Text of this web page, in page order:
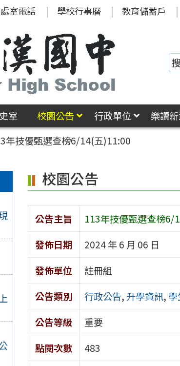
處室電話 學校行事曆 教育儲蓄戶
室 校園公告 行政單位 樂讀
年技優甄選查榜6/14(五)11:00
校園公告
公告主旨
113年技優甄選查榜6/
發佈日期
2024 年 6 月 06 日
發佈單位
註冊組
公告類別
行政公告, 升學資訊,
公告等級
重要
點閱次數
483